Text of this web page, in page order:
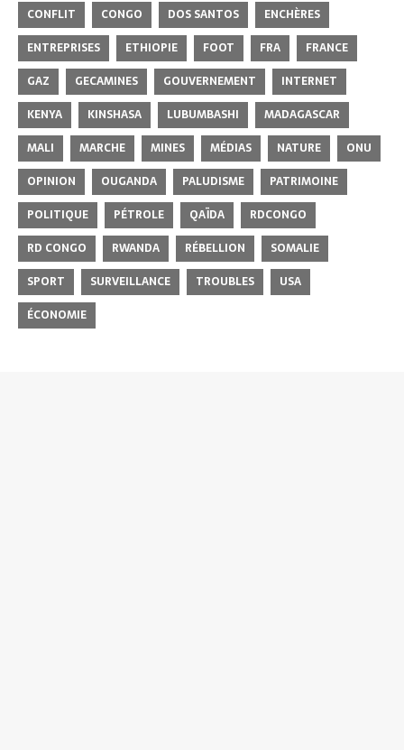
CONFLIT
CONGO DOS SANTOS
ENCHÈRES
ENTREPRISES
ETHIOPIE FOOT FRA
FRANCE
GAZ
GECAMINES GOUVERNEMENT
INTERNET
KENYA
KINSHASA LUBUMBASHI
MADAGASCAR
MALI
MARCHE MINES MÉDIAS NATURE
ONU
OPINION
OUGANDA PALUDISME
PATRIMOINE
POLITIQUE
PÉTROLE QAÏDA
RDCONGO
RD CONGO
RWANDA RÉBELLION
SOMALIE
SPORT
SURVEILLANCE TROUBLES
USA
ÉCONOMIE